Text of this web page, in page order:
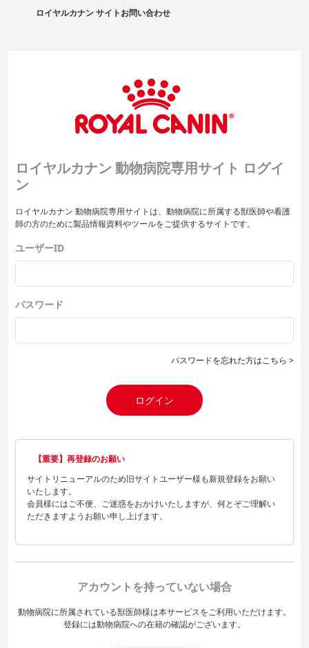
ロイヤルカナン サイトお問い合わせ
ロイヤルカナン 動物病院専用サイト ログイ
ン
ロイヤルカナン 動物病院専用サイトは、動物病院に所属する獣医師や看護
師の方のために製品情報資料やツールをご提供するサイトです。
ユーザーID
パスワード
パスワードを忘れた方はこちら >
ログイン
【重要】再登録のお願い
サイトリニューアルのため旧サイトユーザー様も新規登録をお願い
いたします。
会員様にはご不便、ご迷惑をおかけいたしますが、何とぞご理解い
ただきますようお願い申し上げます。
アカウントを持っていない場合
動物病院に所属されている獣医師様は本サービスをご利用いただけます。
登録には動物病院への在籍の確認がございます。